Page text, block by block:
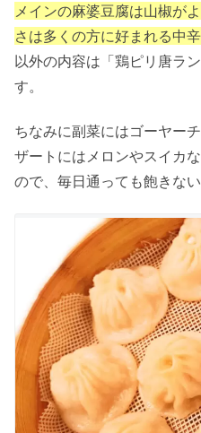
メインの麻婆豆腐は山椒が
さは多くの方に好まれる中
以外の内容は「鶏ピリ唐ラ
す。
ちなみに副菜にはゴーヤー
ザートにはメロンやスイカ
ので、毎日通っても飽きな